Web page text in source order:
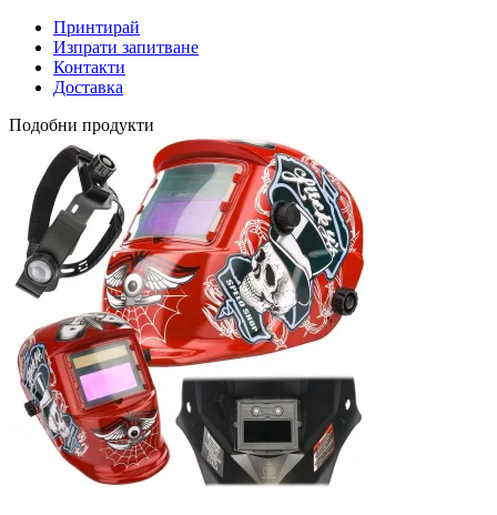
Принтирай
Изпрати запитване
Контакти
Доставка
Подобни продукти